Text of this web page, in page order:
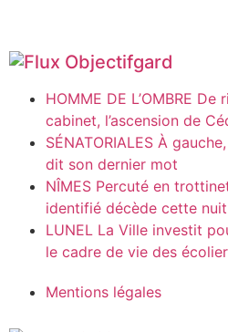
Objectifgard
HOMME DE L’OMBRE
cabinet, l’ascension de
SÉNATORIALES À
dit son dernier mot
NÎMES Percuté en
identifié décède cette nuit
LUNEL La Ville investit
le cadre de vie des
Mentions légales